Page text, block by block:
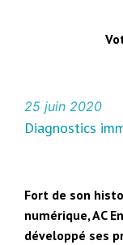
25 juin 2020
Diagnostics
Fort de son
numérique, AC
développé ses